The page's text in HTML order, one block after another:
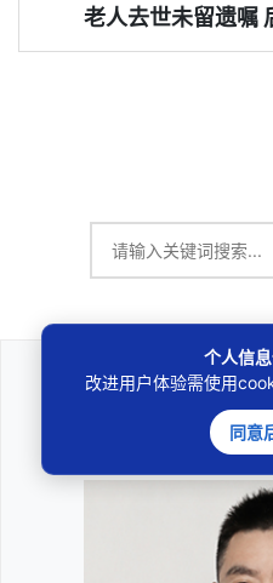
老人去世未留遗嘱
法
————受人之托
个人信
改进用户体验需使用
同意